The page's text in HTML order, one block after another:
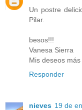
Un postre
Pilar.
besos!!!
Vanesa Sierra
Mis deseos
Responder
nieves 19 de